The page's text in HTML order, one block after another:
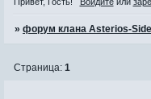
»форум клана Asterios-
Страница:1